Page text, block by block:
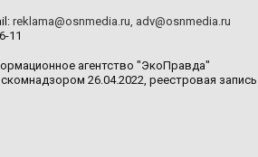
reklama@osnmedia.ru, adv@osnmedia.ru
11
агентство "ЭкоПравда"
26.04.2022, реестровая запись